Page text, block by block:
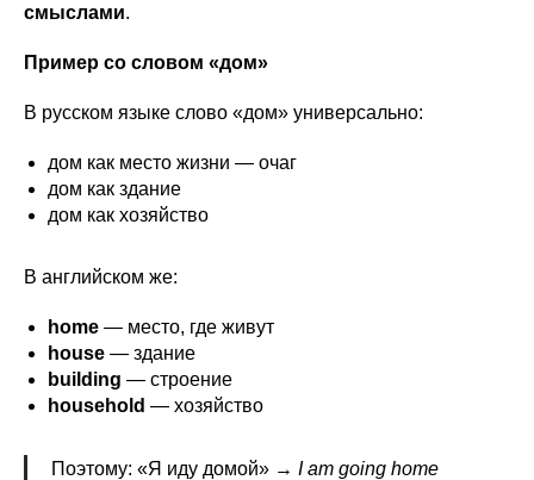
смыслами.
Пример со словом «дом»
В русском языке слово «дом» универсально:
дом как место жизни — очаг
дом как здание
дом как хозяйство
В английском же:
home — место, где живут
house — здание
building — строение
household — хозяйство
Поэтому: «Я иду домой» → I am going home